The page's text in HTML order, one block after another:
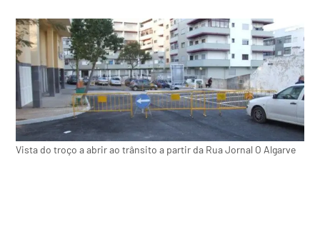
Vista do troço a abrir ao trânsito a partir da Rua Jornal O Algarve